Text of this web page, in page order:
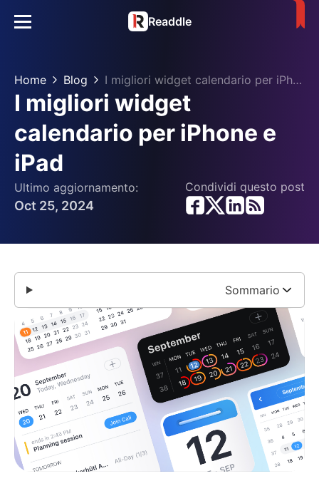
Readdle
Home Blog I migliori widget calendario per iPhone e iPad
I migliori widget
calendario per iPhone e
iPad
Ultimo aggiornamento:
Oct 25, 2024
Condividi questo post
Sommario